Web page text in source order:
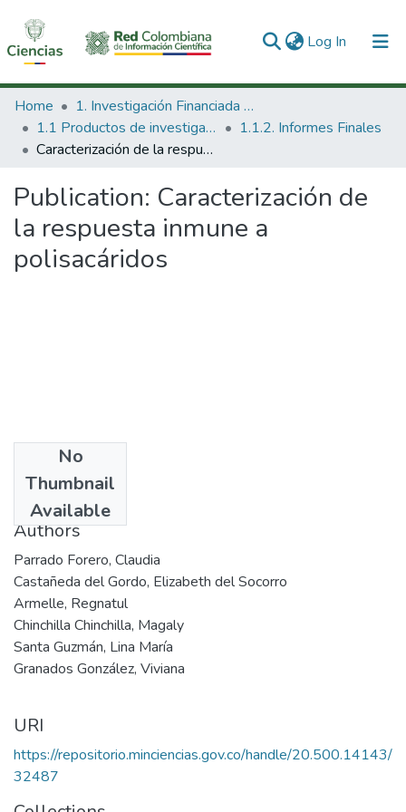
Log In (current)
Communities & Collections
All of DSpace
Home
1. Investigación Financiada con Recursos Públicos
1.1 Productos de investigación
1.1.2. Informes Finales
Caracterización de la respuesta inmune a polisacáridos
Publication: Caracterización de
la respuesta inmune a
polisacáridos
No
Thumbnail
Available
2001
Authors
Parrado Forero, Claudia
Castañeda del Gordo, Elizabeth del Socorro
Armelle, Regnatul
Chinchilla Chinchilla, Magaly
Santa Guzmán, Lina María
Granados González, Viviana
URI
https://repositorio.minciencias.gov.co/handle/20.500.14143/
32487